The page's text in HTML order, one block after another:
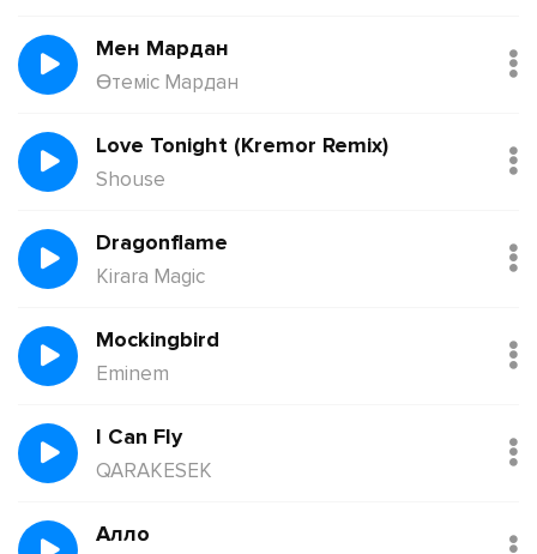
Мен Мардан
Өтеміс Мардан
Love Tonight (Kremor Remix)
Shouse
Dragonflame
Kirara Magic
Mockingbird
Eminem
I Can Fly
QARAKESEK
Алло